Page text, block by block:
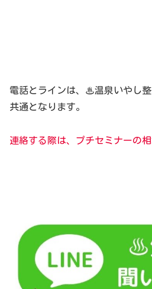
電話とラインは、♨温泉いやし
共通となります。
連絡する際は、プチセミナーの